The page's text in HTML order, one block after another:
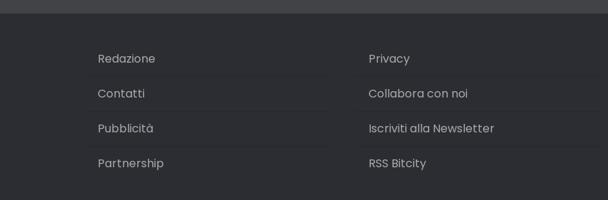
Redazione
Contatti
Pubblicità
Partnership
Privacy
Collabora con noi
Iscriviti alla Newsletter
RSS Bitcity